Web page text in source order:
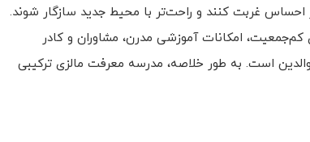
غربت کنند و راحت‌تر با محیط جدید سازگار شوند.
امکانات آموزشی مدرن، مشاوران و کادر
است. به طور خلاصه، مدرسه معرفت مالزی ترکیبی